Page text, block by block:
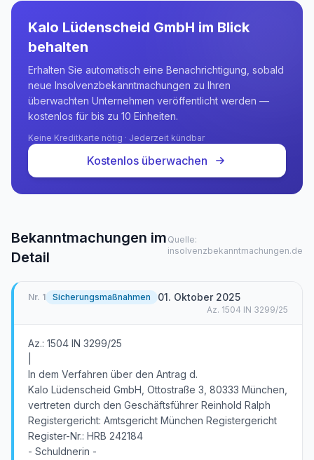
Kalo Lüdenscheid GmbH im Blick
behalten
Erhalten Sie automatisch eine Benachrichtigung, sobald
neue Insolvenzbekanntmachungen zu Ihren
überwachten Unternehmen veröffentlicht werden —
kostenlos für bis zu 10 Einheiten.
Keine Kreditkarte nötig · Jederzeit kündbar
Kostenlos überwachen
Bekanntmachungen im
Detail
Quelle:
insolvenzbekanntmachungen.de
Nr. 1 Sicherungsmaßnahmen 01. Oktober 2025
Az. 1504 IN 3299/25
Az.: 1504 IN 3299/25
In dem Verfahren über den Antrag d.
Kalo Lüdenscheid GmbH, Ottostraße 3, 80333 München,
vertreten durch den Geschäftsführer Reinhold Ralph
Registergericht: Amtsgericht München Registergericht
Register-Nr.: HRB 242184
- Schuldnerin -